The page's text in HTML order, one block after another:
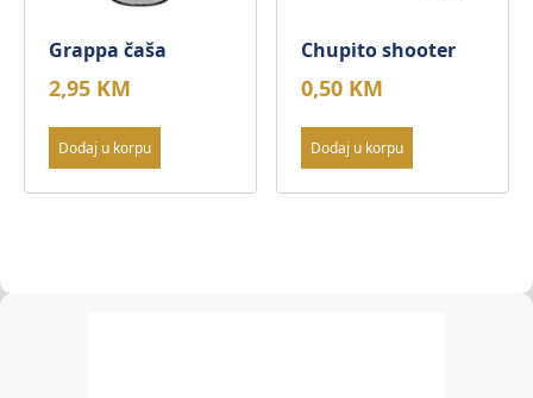
Grappa čaša
2,95 KM
Dodaj u korpu
Chupito shooter
0,50 KM
Dodaj u korpu